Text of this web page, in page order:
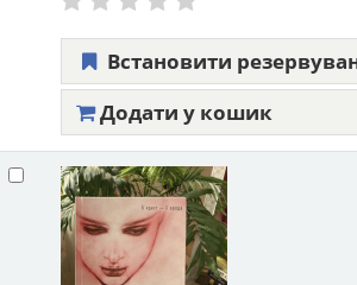
Встановити
Додати у кошик